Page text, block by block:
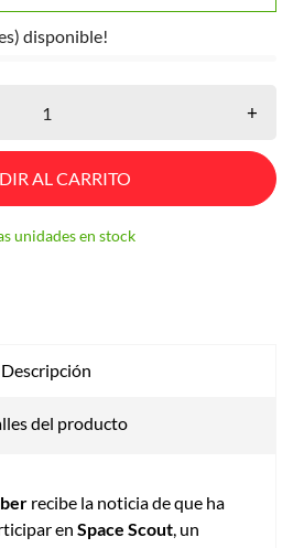
disponible!
+
AL CARRITO
unidades en stock
Descripción
del producto
recibe la noticia de que ha
en Space Scout, un